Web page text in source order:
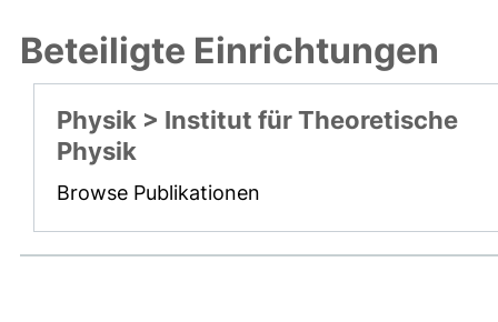
Beteiligte Einrichtungen
Physik > Institut für Theoretische
Physik
Browse Publikationen